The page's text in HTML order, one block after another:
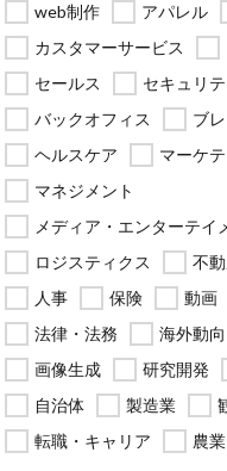
web制作
アパレル
カスタマーサービス
セールス
セキュリテ
バックオフィス
ブ
ヘルスケア
マーケ
マネジメント
メディア・エンターテイ
ロジスティクス
不
人事
保険 動画
法律・法務
海外動向
画像生成
研究開発
自治体
製造業
転職・キャリア
農業